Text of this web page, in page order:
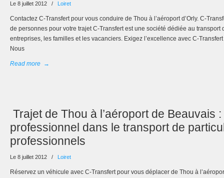
Le 8 juillet 2012 / Loiret
Contactez C-Transfert pour vous conduire de Thou à l’aéroport d’Orly. C-
de personnes pour votre trajet C-Transfert est une société dédiée au transport
entreprises, les familles et les vacanciers. Exigez l’excellence avec C-Transfert
Nous
Read more →
Trajet de Thou à l’aéroport de Beauvais
professionnel dans le transport de
professionnels
Le 8 juillet 2012 / Loiret
Réservez un véhicule avec C-Transfert pour vous déplacer de Thou à